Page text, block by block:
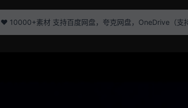
10000+素材 支持百度网盘，夸克网盘，OneDrive（支